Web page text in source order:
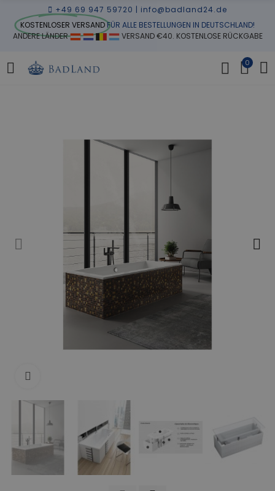
+49 69 947 59720 | info@badland24.de
KOSTENLOSER VERSANDFÜR ALLE BESTELLUNGEN IN DEUTSCHLAND!
ANDERE LÄNDER
VERSAND €40. KOSTENLOSE RÜCKGABE
0